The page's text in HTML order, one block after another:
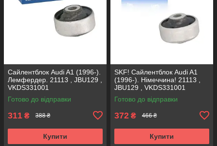
Сайлентблок Audi A1 (1996-).
Лемфердер. 21113 , JBU129 ,
VKDS331001
Готово до відправки
311 ₴ 388 ₴
Купити
SKF! Сайлентблок Audi A1
(1996-). Німеччина! 21113 ,
JBU129 , VKDS331001
Готово до відправки
372 ₴ 466 ₴
Купити